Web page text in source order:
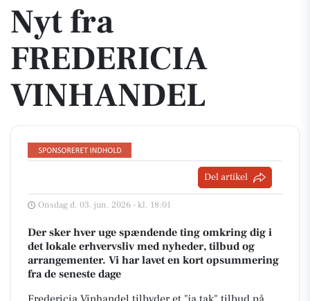
Nyt fra
FREDERICIA
VINHANDEL
Del artikel
Onsdag d. 03. jun. 2026 - kl. 18:01
Der sker hver uge spændende ting omkring dig i
det lokale erhvervsliv med nyheder, tilbud og
arrangementer. Vi har lavet en kort opsummering
fra de seneste dage